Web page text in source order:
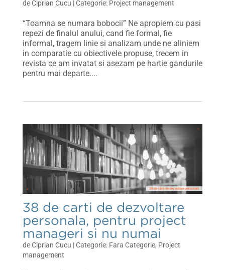
deCiprian Cucu | Project management
“Toamna se numara bobocii” Ne apropiem cu pasi
repezi de finalul anului, cand fie formal, fie
informal, tragem linie si analizam unde ne aliniem
in comparatie cu obiectivele propuse, trecem in
revista ce am invatat si asezam pe hartie gandurile
pentru mai departe....
38 de carti de dezvoltare
personala, pentru project
manageri si nu numai
deCiprian Cucu | Fara Categorie, Project
management